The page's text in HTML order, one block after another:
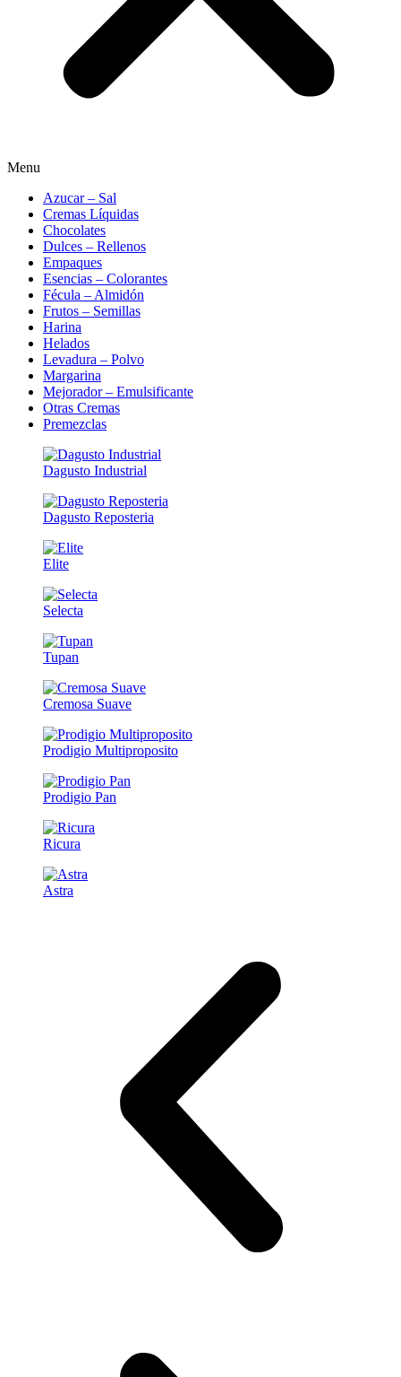
Menu
Azucar – Sal
Cremas Líquidas
Chocolates
Dulces – Rellenos
Empaques
Esencias – Colorantes
Fécula – Almidón
Frutos – Semillas
Harina
Helados
Levadura – Polvo
Margarina
Mejorador – Emulsificante
Otras Cremas
Premezclas
Dagusto Industrial
Dagusto Reposteria
Elite
Selecta
Tupan
Cremosa Suave
Prodigio Multiproposito
Prodigio Pan
Ricura
Astra